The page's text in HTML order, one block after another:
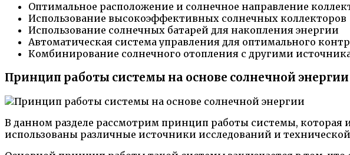
Оптимальное расположение и солнечное направление
Использование высокоэффективных солнечных коллекторов
Использование солнечных батарей для накопления энергии
Автоматическая система управления для оптимального
Комбинирование солнечного отопления с другими
Принцип работы системы на основе солнечной энергии
В данном разделе рассмотрим принцип работы системы, которая
использованы различные источники исследований и